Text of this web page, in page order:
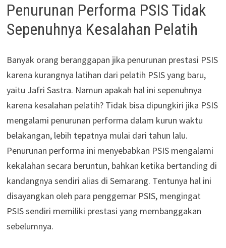
Penurunan Performa PSIS Tidak
Sepenuhnya Kesalahan Pelatih
Banyak orang beranggapan jika penurunan prestasi PSIS
karena kurangnya latihan dari pelatih PSIS yang baru,
yaitu Jafri Sastra. Namun apakah hal ini sepenuhnya
karena kesalahan pelatih? Tidak bisa dipungkiri jika PSIS
mengalami penurunan performa dalam kurun waktu
belakangan, lebih tepatnya mulai dari tahun lalu.
Penurunan performa ini menyebabkan PSIS mengalami
kekalahan secara beruntun, bahkan ketika bertanding di
kandangnya sendiri alias di Semarang. Tentunya hal ini
disayangkan oleh para penggemar PSIS, mengingat
PSIS sendiri memiliki prestasi yang membanggakan
sebelumnya.